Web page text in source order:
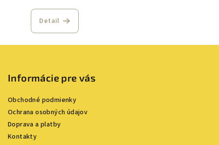
Detail
Informácie pre vás
Obchodné podmienky
Ochrana osobných údajov
Doprava a platby
Kontakty